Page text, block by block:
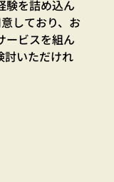
験を詰め込ん
しており、お
ービスを組ん
討いただけれ